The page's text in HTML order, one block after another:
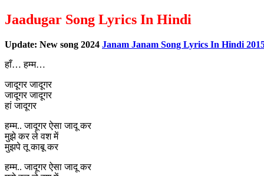
Jaadugar Song Lyrics In Hindi
Update: New song 2024 Janam Janam Song Lyrics In Hindi
हाँ… हम्म…
जादूगर जादूगर
जादूगर जादूगर
हां जादूगर
हम्म.. जादूगर ऐसा जादू कर
मुझे कर ले वश में
मुझपे तू काबू कर
हम्म.. जादूगर ऐसा जादू कर